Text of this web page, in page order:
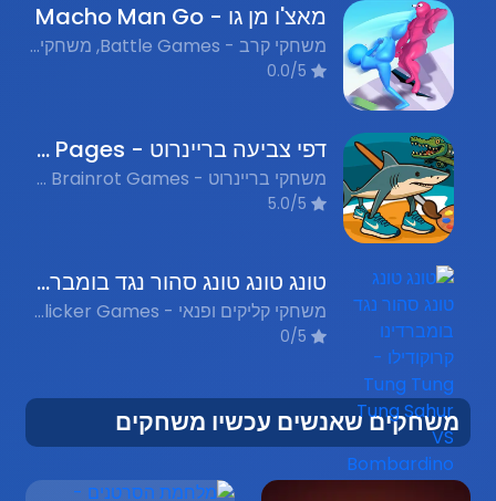
מאצ'ו מן גו - Macho Man Go
משחקי קרב - Battle Games, משחקי קפיצה וגלגול - Jump and Roll Games, משחקי ריצה - Running Games
דפי צביעה בריינרוט - Italian Brainrot Coloring Pages
משחקי בריינרוט - Italian Brainrot Games, משחקי צביעה - Coloring Games
טונג טונג טונג סהור נגד בומברדינו קרוקודילו - Tung Tung Tung Sahur VS Bombardino Crocodilo
משחקי קליקים ופנאי - Idle & Clicker Games, משחקי בריינרוט - Italian Brainrot Games
משחקים שאנשים עכשיו משחקים